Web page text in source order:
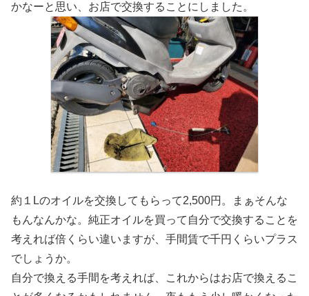
かなーと思い、お店で交換することにしました。
約１Lのオイルを交換してもらって2,500円。まぁそんな
もんなんかな。純正オイルを買って自分で交換することを
考えれば倍くらい違いますが、手間賃で千円くらいプラス
でしょうか。
自分で換える手間を考えれば、これからはお店で換えるこ